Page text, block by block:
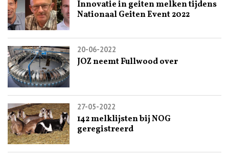
Innovatie in geiten melken tijdens
Nationaal Geiten Event 2022
20-06-2022
JOZ neemt Fullwood over
27-05-2022
142 melklijsten bij NOG
geregistreerd